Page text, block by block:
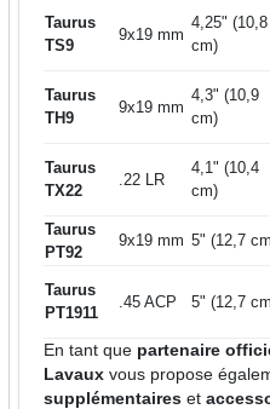
Taurus
TS9
9x19 mm
4,25" (10,8
cm)
Taurus
TH9
9x19 mm
4,3" (10,9
cm)
Taurus
TX22
.22 LR
4,1" (10,4
cm)
Taurus
PT92
9x19 mm 5" (12,7
Taurus
PT1911
.45 ACP 5" (12,7
En tant que partenaire
Lavaux vous propose
supplémentaires et